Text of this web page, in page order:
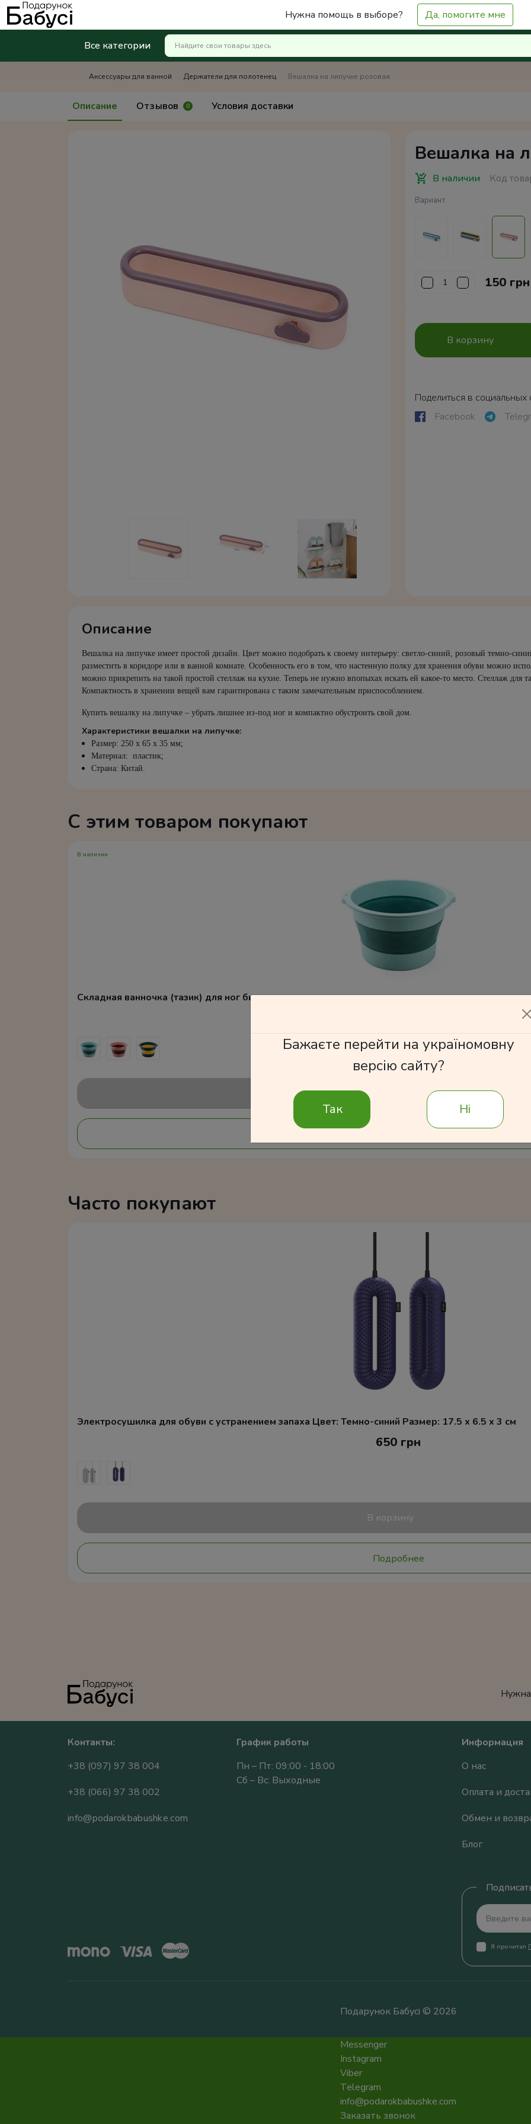
Нужна помощь в выборе? Да, помогите мне
Все категории
Аксессуары для ванной Держатели для полотенец Вешалка на липучке розовая
Описание Отзывов 0 Условия доставки
Вешалка на
В наличии Код
Вариант
150 грн
В корзину
Поделиться в социальных
Facebook
Описание
Вешалка на липучке имеет простой дизайн. Цвет можно подобрать к своему интерьеру: светло-синий, розовый темно-
разместить в коридоре или в ванной комнате. Особенность его в том, что настенную полку для хранения обуви можно
можно прикрепить на такой простой стеллаж на кухне. Теперь не нужно впопыхах искать ей какое-то место. Стеллаж для
Компактность в хранении вещей вам гарантирована с таким замечательным приспособлением.
Купить вешалку на липучке – убрать лишнее из-под ног и компактно обустроить свой дом.
Характеристики вешалки на липучке:
Размер: 250 х 65 х 35 мм;
Материал: пластик;
Страна: Китай.
С этим товаром покупают
В наличии
Складная ванночка (тазик) для ног бирюзовая
В корзину
Часто покупают
Электросушилка для обуви с устранением запаха Цвет: Темно-синий Размер: 17.5 x 6.5 x 3 см
650 грн
В корзину
Подробнее
Контакты:
+38 (097) 97 38 004
+38 (066) 97 38 002
info@podarokbabushke.com
График работы
Пн – Пт: 09:00 - 18:00
Сб – Вс: Выходные
Информация
О нас
Оплата и
Обмен и
Блог
Я прочитал
Подарунок Бабусі © 2026
Messenger
Instagram
Viber
Telegram
info@podarokbabushke.com
Заказать звонок
Бажаєте перейти на україномовну
версію сайту?
Так Ні